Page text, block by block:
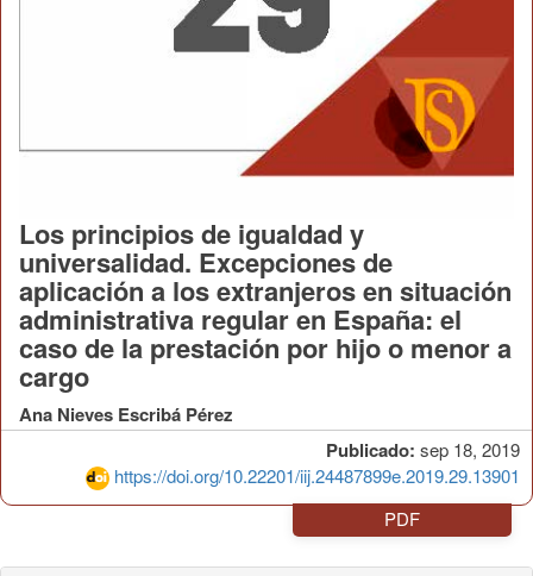
Publicado: sep 18, 2019
https://doi.org/10.22201/iij.24487899e.2019.29.13901
Los principios de igualdad y
universalidad. Excepciones de
aplicación a los extranjeros en situación
administrativa regular en España: el
caso de la prestación por hijo o menor a
cargo
Ana Nieves Escribá Pérez
PDF